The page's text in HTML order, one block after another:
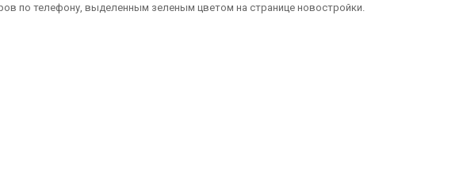
по телефону, выделенным зеленым цветом на странице новостройки.